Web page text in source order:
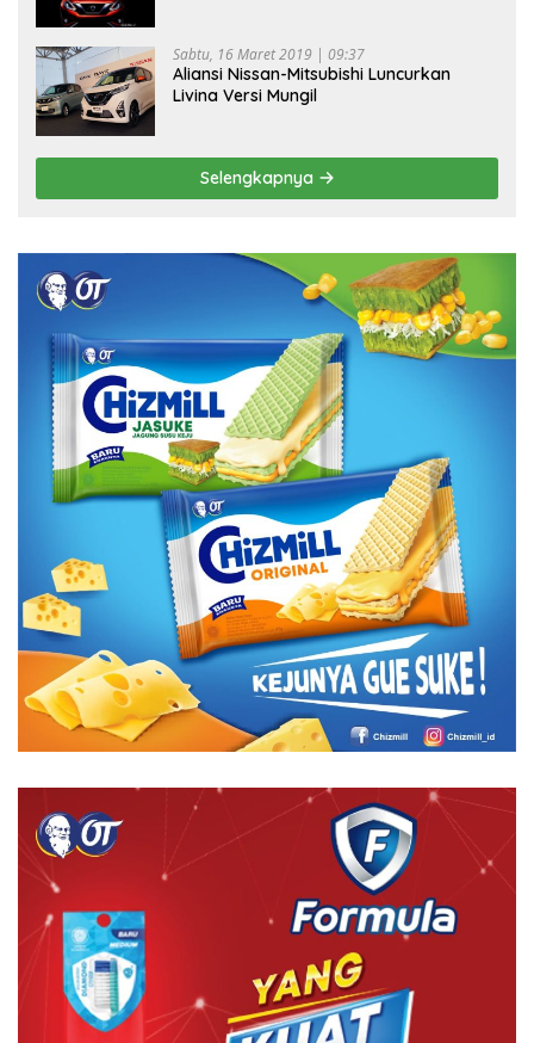
Sabtu, 16 Maret 2019 | 09:37
Aliansi Nissan-Mitsubishi Luncurkan
Livina Versi Mungil
Selengkapnya